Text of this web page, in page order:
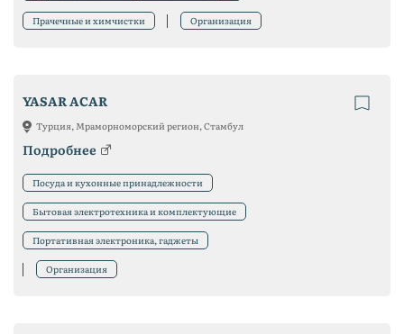
Прачечные и химчистки Организация
YASAR ACAR
Турция, Мраморноморский регион, Стамбул
Подробнее
Посуда и кухонные принадлежности
Бытовая электротехника и комплектующие
Портативная электроника, гаджеты
Организация